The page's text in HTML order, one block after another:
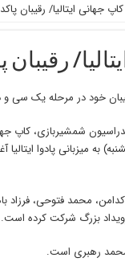
کاپ جهانی ایتالیا/ رقیبان
خود در مرحله یک سی و
شمشیربازی، کاپ
به میزبانی پادوا
محمد فتوحی، فرزاد
بزرگ شرکت کرده است.
رهبری است.